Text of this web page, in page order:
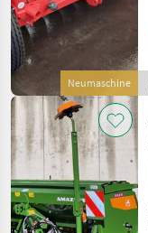
Neumaschine